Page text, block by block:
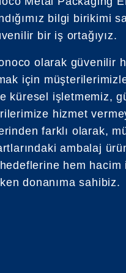
bilgi birikimi
bir iş ortağıyız.
olarak güvenilir
için
küresel işletmemiz,
hizmet
farklı olarak,
ambalaj
hem hacim
donanıma sahibiz.